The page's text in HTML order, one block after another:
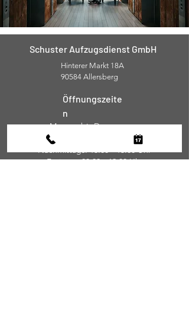
Schuster Aufzugsdienst GmbH
Hinterer Markt 18A
90584 Allersberg
Öffnungszeite
n
Montag bis Donnerstag:
Nachmittags: 13:00 - 15:00 Uhr
​Freitags: 08:00 - 12:00 Uhr